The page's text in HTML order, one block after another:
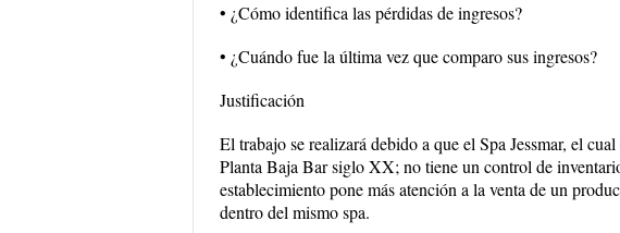
• ¿Cómo identifica las pérdidas de ingresos?
• ¿Cuándo fue la última vez que comparo sus ingresos?
Justificación
El trabajo se realizará debido a que el Spa Jessmar, el
Planta Baja Bar siglo XX; no tiene un control de
establecimiento pone más atención a la venta de un
dentro del mismo spa.